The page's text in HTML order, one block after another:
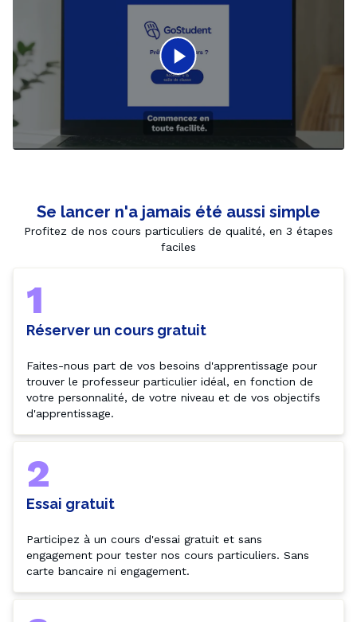
Se lancer n'a jamais été aussi simple
Profitez de nos cours particuliers de qualité, en 3 étapes
faciles
1
Réserver un cours gratuit
Faites-nous part de vos besoins d'apprentissage pour
trouver le professeur particulier idéal, en fonction de
votre personnalité, de votre niveau et de vos objectifs
d'apprentissage.
2
Essai gratuit
Participez à un cours d'essai gratuit et sans
engagement pour tester nos cours particuliers. Sans
carte bancaire ni engagement.